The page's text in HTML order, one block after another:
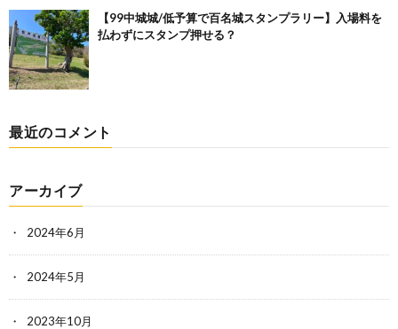
【99中城城/低予算で百名城スタンプラリー】入場料を
払わずにスタンプ押せる？
最近のコメント
アーカイブ
2024年6月
2024年5月
2023年10月